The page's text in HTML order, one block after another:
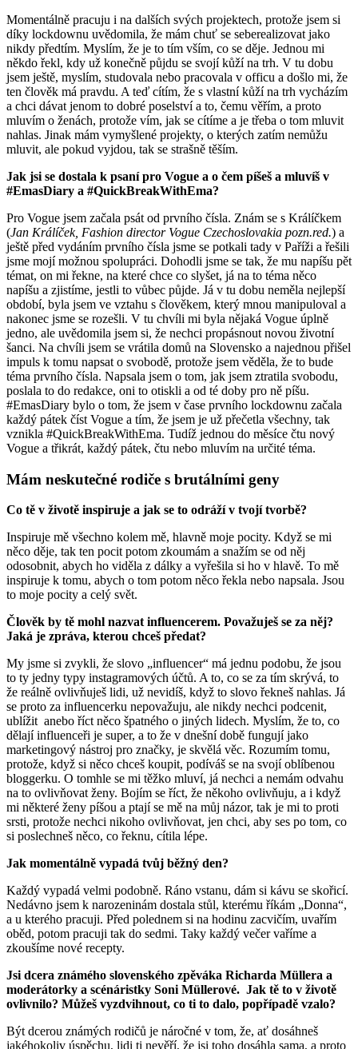
Momentálně pracuju i na dalších svých projektech, protože jsem si
díky lockdownu uvědomila, že mám chuť se seberealizovat jako
nikdy předtím. Myslím, že je to tím vším, co se děje. Jednou mi
někdo řekl, kdy už konečně půjdu se svojí kůží na trh. V tu dobu
jsem ještě, myslím, studovala nebo pracovala v officu a došlo mi, že
ten člověk má pravdu. A teď cítím, že s vlastní kůží na trh vycházím
a chci dávat jenom to dobré poselství a to, čemu věřím, a proto
mluvím o ženách, protože vím, jak se cítíme a je třeba o tom mluvit
nahlas. Jinak mám vymyšlené projekty, o kterých zatím nemůžu
mluvit, ale pokud vyjdou, tak se strašně těším.
Jak jsi se dostala k psaní pro Vogue a o čem píšeš a mluvíš v
#EmasDiary a #QuickBreakWithEma?
Pro Vogue jsem začala psát od prvního čísla. Znám se s Králíčkem
(Jan Králíček, Fashion director Vogue Czechoslovakia pozn.red.) a
ještě před vydáním prvního čísla jsme se potkali tady v Paříži a řešili
jsme mojí možnou spolupráci. Dohodli jsme se tak, že mu napíšu pět
témat, on mi řekne, na které chce co slyšet, já na to téma něco
napíšu a zjistíme, jestli to vůbec půjde. Já v tu dobu neměla nejlepší
období, byla jsem ve vztahu s člověkem, který mnou manipuloval a
nakonec jsme se rozešli. V tu chvíli mi byla nějaká Vogue úplně
jedno, ale uvědomila jsem si, že nechci propásnout novou životní
šanci. Na chvíli jsem se vrátila domů na Slovensko a najednou přišel
impuls k tomu napsat o svobodě, protože jsem věděla, že to bude
téma prvního čísla. Napsala jsem o tom, jak jsem ztratila svobodu,
poslala to do redakce, oni to otiskli a od té doby pro ně píšu.
#EmasDiary bylo o tom, že jsem v čase prvního lockdownu začala
každý pátek číst Vogue a tím, že jsem je už přečetla všechny, tak
vznikla #QuickBreakWithEma. Tudíž jednou do měsíce čtu nový
Vogue a třikrát, každý pátek, čtu nebo mluvím na určité téma.
Mám neskutečné rodiče s brutálními geny
Co tě v životě inspiruje a jak se to odráží v tvojí tvorbě?
Inspiruje mě všechno kolem mě, hlavně moje pocity. Když se mi
něco děje, tak ten pocit potom zkoumám a snažím se od něj
odosobnit, abych ho viděla z dálky a vyřešila si ho v hlavě. To mě
inspiruje k tomu, abych o tom potom něco řekla nebo napsala. Jsou
to moje pocity a celý svět.
Člověk by tě mohl nazvat influencerem. Považuješ se za něj?
Jaká je zpráva, kterou chceš předat?
My jsme si zvykli, že slovo „influencer“ má jednu podobu, že jsou
to ty jedny typy instagramových účtů. A to, co se za tím skrývá, to
že reálně ovlivňuješ lidi, už nevidíš, když to slovo řekneš nahlas. Já
se proto za influencerku nepovažuju, ale nikdy nechci podcenit,
ublížit anebo říct něco špatného o jiných lidech. Myslím, že to, co
dělají influenceři je super, a to že v dnešní době fungují jako
marketingový nástroj pro značky, je skvělá věc. Rozumím tomu,
protože, když si něco chceš koupit, podíváš se na svojí oblíbenou
bloggerku. O tomhle se mi těžko mluví, já nechci a nemám odvahu
na to ovlivňovat ženy. Bojím se říct, že někoho ovlivňuju, a i když
mi některé ženy píšou a ptají se mě na můj názor, tak je mi to proti
srsti, protože nechci nikoho ovlivňovat, jen chci, aby ses po tom, co
si poslechneš něco, co řeknu, cítila lépe.
Jak momentálně vypadá tvůj běžný den?
Každý vypadá velmi podobně. Ráno vstanu, dám si kávu se skořicí.
Nedávno jsem k narozeninám dostala stůl, kterému říkám „Donna“,
a u kterého pracuji. Před polednem si na hodinu zacvičím, uvařím
oběd, potom pracuji tak do sedmi. Taky každý večer vaříme a
zkoušíme nové recepty.
Jsi dcera známého slovenského zpěváka Richarda Müllera a
moderátorky a scénáristky Soni Müllerové. Jak tě to v životě
ovlivnilo? Můžeš vyzdvihnout, co ti to dalo, popřípadě vzalo?
Být dcerou známých rodičů je náročné v tom, že, ať dosáhneš
jakéhokoliv úspěchu, lidi ti nevěří, že jsi toho dosáhla sama, a proto